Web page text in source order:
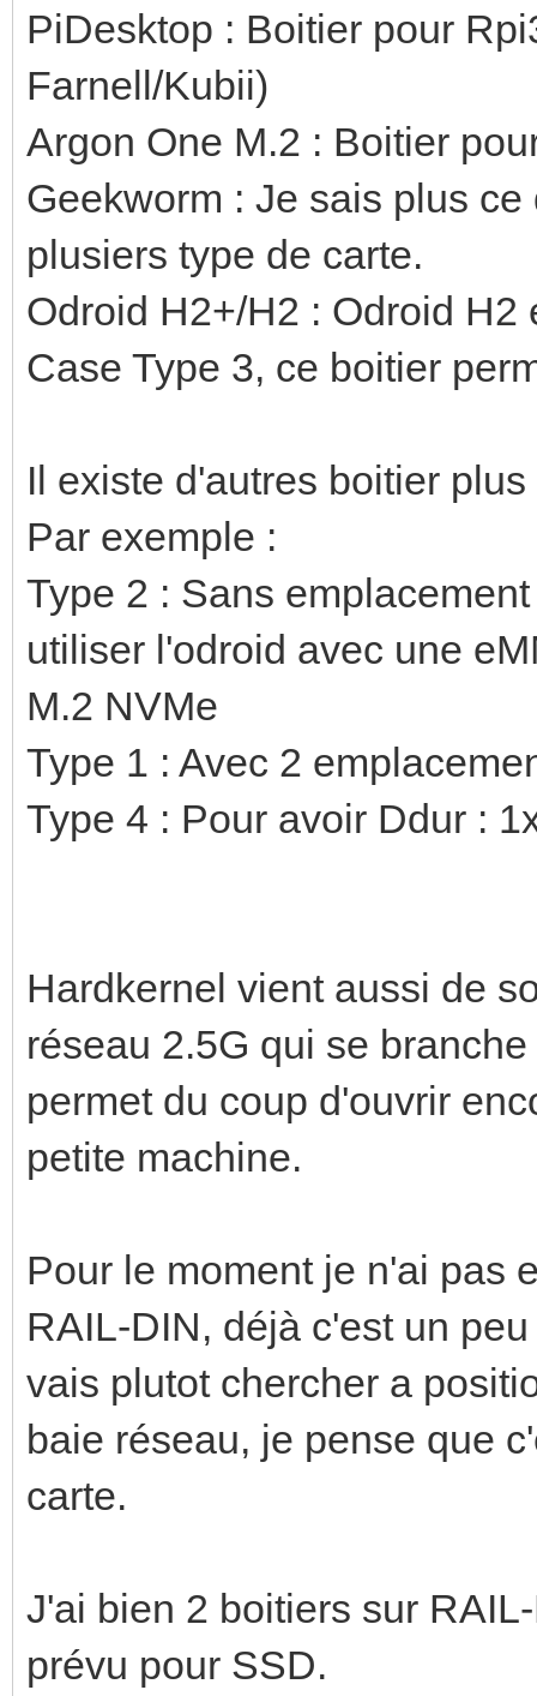
PiDesktop : Boitier pour
Farnell/Kubii)
Argon One M.2 : Boitier
Geekworm : Je sais plus
plusiers type de carte.
Odroid H2+/H2 : Odroid
Case Type 3, ce boitier
Il existe d'autres boitier
Par exemple :
Type 2 : Sans
utiliser l'odroid avec une
M.2 NVMe
Type 1 : Avec 2
Type 4 : Pour avoir Ddur :
Hardkernel vient aussi de
réseau 2.5G qui se
permet du coup d'ouvrir
petite machine.
Pour le moment je n'ai pas
RAIL-DIN, déjà c'est un
vais plutot chercher a
baie réseau, je pense que
carte.
J'ai bien 2 boitiers sur
prévu pour SSD.